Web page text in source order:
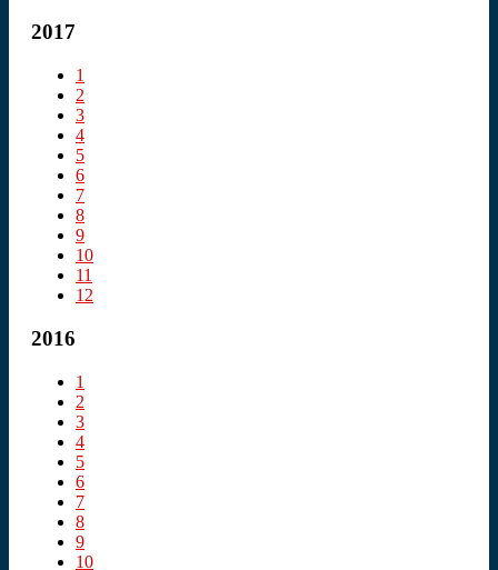
2017
1
2
3
4
5
6
7
8
9
10
11
12
2016
1
2
3
4
5
6
7
8
9
10